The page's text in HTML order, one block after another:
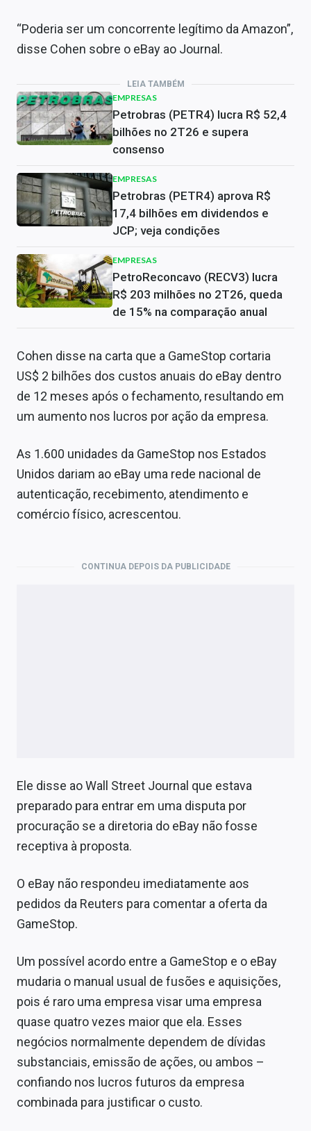
“Poderia ser um concorrente legítimo da Amazon”,
disse Cohen sobre o eBay ao Journal.
LEIA TAMBÉM
EMPRESAS
Petrobras (PETR4) lucra R$ 52,4
bilhões no 2T26 e supera
consenso
EMPRESAS
Petrobras (PETR4) aprova R$
17,4 bilhões em dividendos e
JCP; veja condições
EMPRESAS
PetroReconcavo (RECV3) lucra
R$ 203 milhões no 2T26, queda
de 15% na comparação anual
Cohen disse na carta que a GameStop cortaria
US$ 2 bilhões dos custos anuais do eBay dentro
de 12 meses após o fechamento, resultando em
um aumento nos lucros por ação da empresa.
As 1.600 unidades da GameStop nos Estados
Unidos dariam ao eBay uma rede nacional de
autenticação, recebimento, atendimento e
comércio físico, acrescentou.
CONTINUA DEPOIS DA PUBLICIDADE
Ele disse ao Wall Street Journal que estava
preparado para entrar em uma disputa por
procuração se a diretoria do eBay não fosse
receptiva à proposta.
O eBay não respondeu imediatamente aos
pedidos da Reuters para comentar a oferta da
GameStop.
Um possível acordo entre a GameStop e o eBay
mudaria o manual usual de fusões e aquisições,
pois é raro uma empresa visar uma empresa
quase quatro vezes maior que ela. Esses
negócios normalmente dependem de dívidas
substanciais, emissão de ações, ou ambos –
confiando nos lucros futuros da empresa
combinada para justificar o custo.